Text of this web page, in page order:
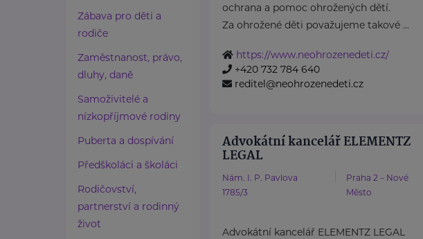
Zábava pro děti a
rodiče
Zaměstnanost, právo,
dluhy, daně
Samoživitelé a
nízkopříjmové rodiny
Puberta a dospívání
Předškoláci a školáci
Rodičovství,
partnerství a rodinný
život
ochrana a pomoc ohrožených dětí.
Za ohrožené děti považujeme takové ...
https://www.neohrozenedeti.cz/
+420 732 784 640
reditel@neohrozenedeti.cz
Advokátní kancelář ELEMENTZ
LEGAL
Nám. I. P. Pavlova
1785/3
Praha 2 – Nové
Město
Advokátní kancelář ELEMENTZ LEGAL